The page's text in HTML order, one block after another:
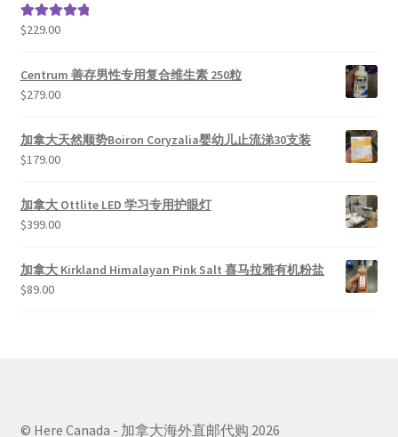
评分5.00
$229.00
Centrum 善存男性专用复合维生素 250粒
$279.00
加拿大天然顺势Boiron Coryzalia婴幼儿止流涕30支装
$179.00
加拿大 Ottlite LED 学习专用护眼灯
$399.00
加拿大 Kirkland Himalayan Pink Salt 喜马拉雅有机粉盐
$89.00
© Here Canada - 加拿大海外直邮代购 2026